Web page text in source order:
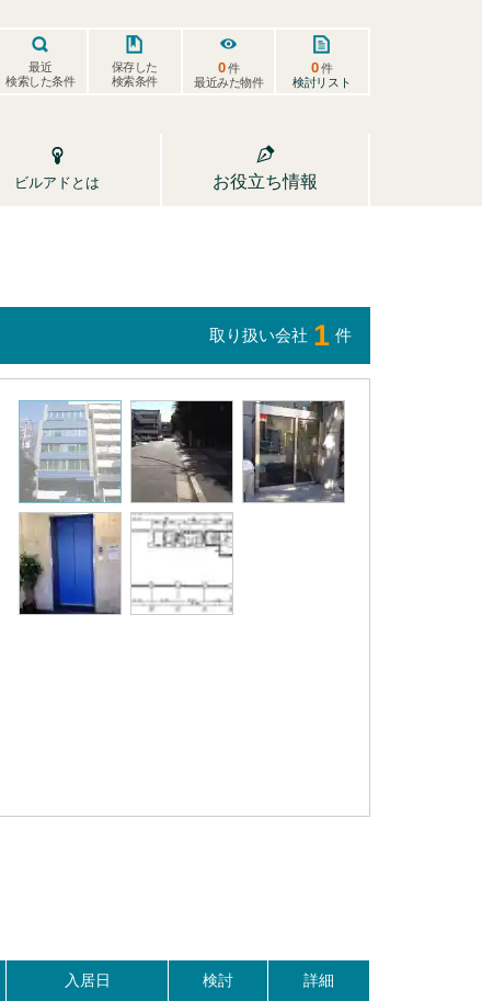
最近
検索した条件
保存した
検索条件
0件
最近みた物件
0件
検討リスト
ビルアドとは お役立ち情報
取り扱い会社 1 件
入居日 検討 詳細